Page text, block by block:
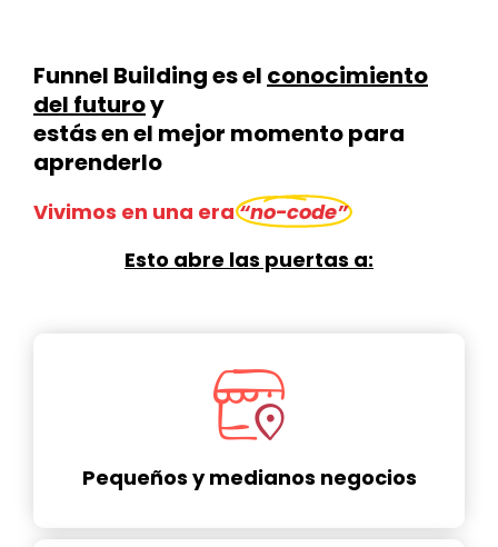
Funnel Building es el conocimiento
del futuroy
estás en el mejor momento para
aprenderlo
Vivimos en una era“no-code”
Esto abre las puertas a:
Pequeños y medianos negocios